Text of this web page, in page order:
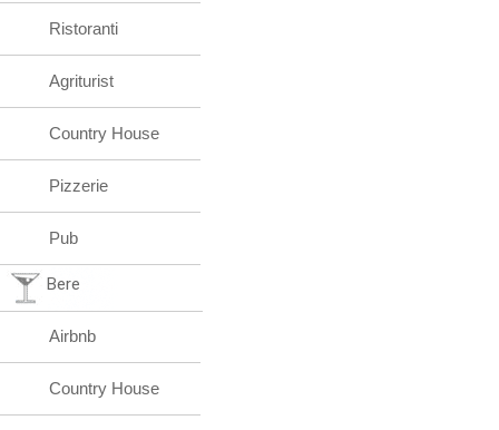
Ristoranti
Agriturist
Country House
Pizzerie
Pub
Bere
Airbnb
Country House